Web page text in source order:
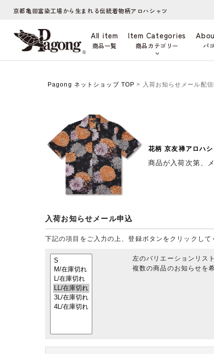
京都亀田富染工場から生まれる伝統着物柄アロハシャツ
All item
商品一覧
Item Categories
商品カテゴリー パ
Pagong ネットショップ TOP > 入荷お知らせメール配
花柄 京友禅アロハ
商品が入荷次第、
入荷お知らせメール申込
下記の項目をご入力の上、登録ボタンをクリックして
左のバリエーションリス
複数の商品のお知らせを